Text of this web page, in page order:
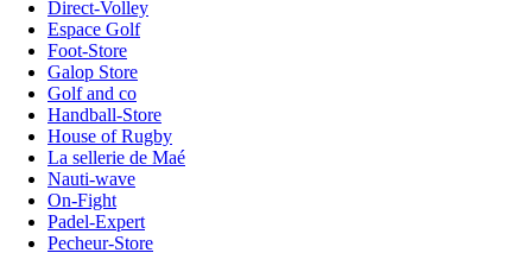
Direct-Volley
Espace Golf
Foot-Store
Galop Store
Golf and co
Handball-Store
House of Rugby
La sellerie de Maé
Nauti-wave
On-Fight
Padel-Expert
Pecheur-Store